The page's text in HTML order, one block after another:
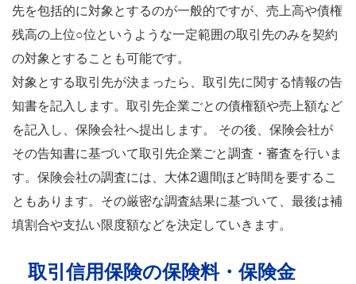
先を包括的に対象とするのが一般的ですが、売上高や債権
残高の上位○位というような一定範囲の取引先のみを契約
の対象とすることも可能です。
対象とする取引先が決まったら、取引先に関する情報の告
知書を記入します。取引先企業ごとの債権額や売上額など
を記入し、保険会社へ提出します。 その後、保険会社が
その告知書に基づいて取引先企業ごと調査・審査を行いま
す。保険会社の調査には、大体2週間ほど時間を要するこ
ともあります。その厳密な調査結果に基づいて、最後は補
填割合や支払い限度額などを決定していきます。
取引信用保険の保険料・保険金